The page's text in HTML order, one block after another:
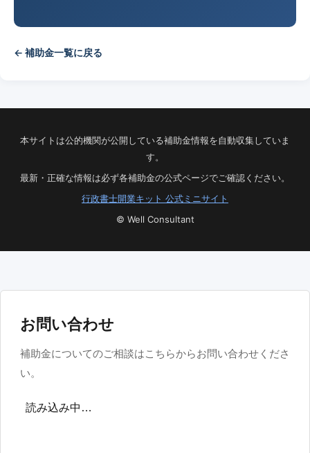
← 補助金一覧に戻る
本サイトは公的機関が公開している補助金情報を自動収集していま
す。
最新・正確な情報は必ず各補助金の公式ページでご確認ください。
行政書士開業キット 公式ミニサイト
© Well Consultant
お問い合わせ
補助金についてのご相談はこちらからお問い合わせくださ
い。